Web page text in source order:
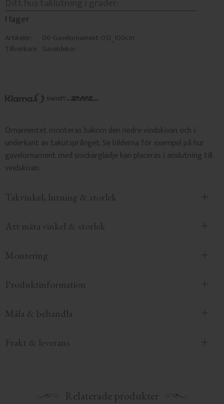
I lager
Artikelnr
06-Gavelornament-012_100cm
Tillverkare Gaveldekor
Ornamentet monteras bakom den nedre vindskivan och i
underkant av takutsprånget. Se bilderna för exempel på hur
gavelornament med snickarglädje kan placeras i anslutning till
vindskivan.
Takvinkel, lutning & storlek
Att mäta vinkel & storlek
Montering
Produktinformation
Måla & behandla
Frakt & leverans
Relaterade produkter